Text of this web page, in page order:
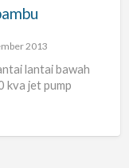
2013
lantai bawah
kva jet pump